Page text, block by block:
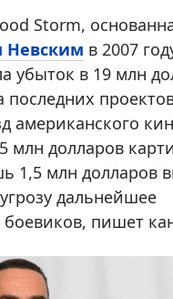
Storm,
Невским в 2007
убыток в 19 млн
последних
американского
млн долларов
1,5 млн долларов
дальнейшее
боевиков, пишет